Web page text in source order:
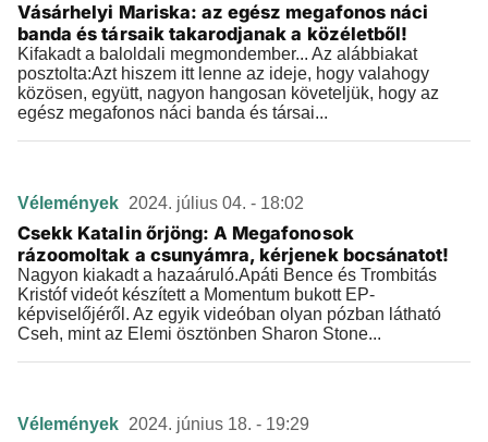
Vásárhelyi Mariska: az egész megafonos náci
banda és társaik takarodjanak a közéletből!
Kifakadt a baloldali megmondember... Az alábbiakat
posztolta:Azt hiszem itt lenne az ideje, hogy valahogy
közösen, együtt, nagyon hangosan követeljük, hogy az
egész megafonos náci banda és társai...
Vélemények 2024. július 04. - 18:02
Csekk Katalin őrjöng: A Megafonosok
rázoomoltak a csunyámra, kérjenek bocsánatot!
Nagyon kiakadt a hazaáruló.Apáti Bence és Trombitás
Kristóf videót készített a Momentum bukott EP-
képviselőjéről. Az egyik videóban olyan pózban látható
Cseh, mint az Elemi ösztönben Sharon Stone...
Vélemények 2024. június 18. - 19:29